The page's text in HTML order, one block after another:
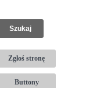
Zgłoś stronę
Buttony